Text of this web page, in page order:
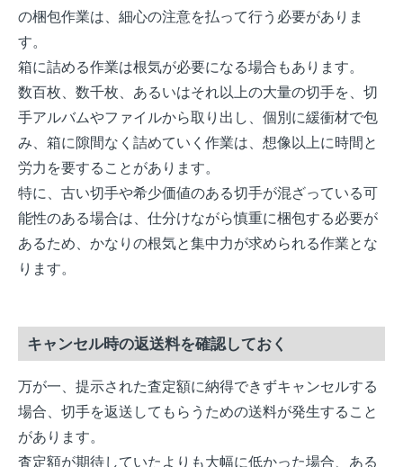
の梱包作業は、細心の注意を払って行う必要がありま
す。
箱に詰める作業は根気が必要になる場合もあります。
数百枚、数千枚、あるいはそれ以上の大量の切手を、切
手アルバムやファイルから取り出し、個別に緩衝材で包
み、箱に隙間なく詰めていく作業は、想像以上に時間と
労力を要することがあります。
特に、古い切手や希少価値のある切手が混ざっている可
能性のある場合は、仕分けながら慎重に梱包する必要が
あるため、かなりの根気と集中力が求められる作業とな
ります。
キャンセル時の返送料を確認しておく
万が一、提示された査定額に納得できずキャンセルする
場合、切手を返送してもらうための送料が発生すること
があります。
査定額が期待していたよりも大幅に低かった場合、ある